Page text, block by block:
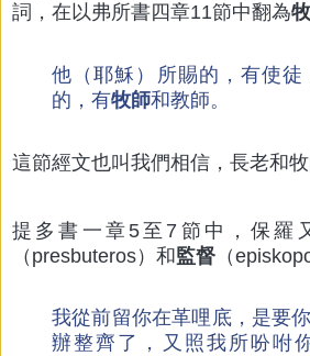
詞，在以弗所書四章11節中翻為
他（耶穌）所賜的，有使
的，有牧師和教師。
這節經文也叫我們相信，長老和牧
提多書一章5至7節中，保羅
（presbuteros）和監督 （
我從前留你在革哩底，是要
辦整齊了，又照我所吩咐